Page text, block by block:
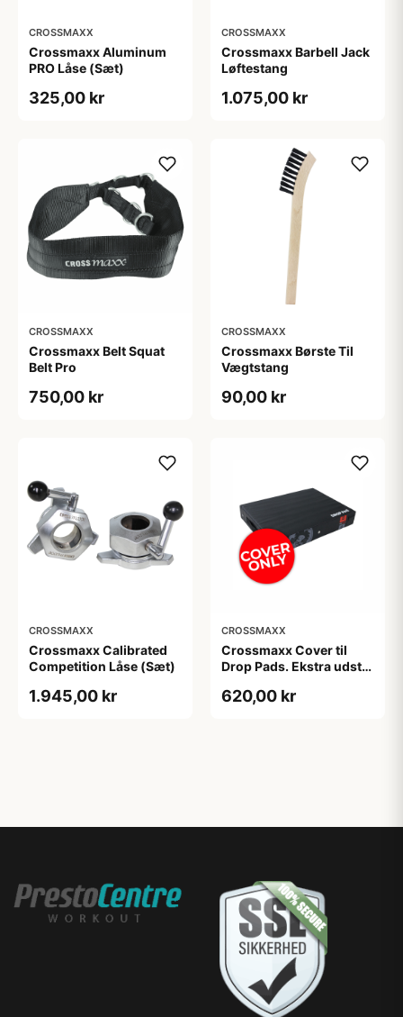
CROSSMAXX
Crossmaxx Aluminum
PRO Låse (Sæt)
325,00 kr
CROSSMAXX
Crossmaxx Barbell Jack
Løftestang
1.075,00 kr
CROSSMAXX
Crossmaxx Belt Squat
Belt Pro
750,00 kr
CROSSMAXX
Crossmaxx Børste Til
Vægtstang
90,00 kr
CROSSMAXX
Crossmaxx Calibrated
Competition Låse (Sæt)
1.945,00 kr
CROSSMAXX
Crossmaxx Cover til
Drop Pads. Ekstra udstyr
beskyttelse og
620,00 kr